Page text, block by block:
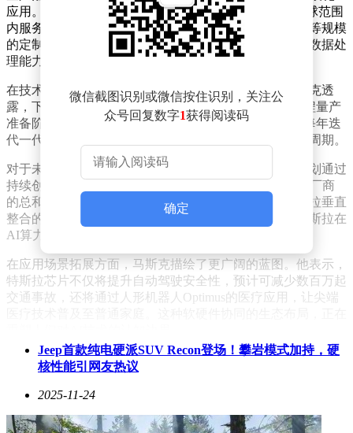
应用。目前搭载在车辆端的AI4芯片（原HW4）正在全球范围
内服务数百万辆特斯拉汽车，同时数据中心也部署了同等规模
的定制化芯片。这些专用芯片为自动驾驶系统提供实时数据处
理能力，支撑起特斯拉在现实场景中的AI应用优势。
在技术迭代方面，特斯拉展现出惊人的研发速度。马斯克透
露，下一代AI5芯片已完成流片前的最终验证，进入工程量产
准备阶段；更先进的AI6芯片研发项目也已启动。这种每年迭
代一代的研发节奏，远超传统芯片行业平均三年的更新周期。
对于未来规划，马斯克提出极具野心的目标：特斯拉计划通过
持续创新，使芯片年产量最终超过全球其他所有AI芯片厂商
的总和。他特别强调这一预测并非夸张，而是基于特斯拉垂直
整合的研发生产体系得出的结论。这种战略定位将使特斯拉在
AI算力领域占据绝对主导地位。
在应用场景拓展方面，马斯克描绘了更广阔的蓝图。他表示，
特斯拉芯片不仅将提升自动驾驶安全性，预计可减少数百万起
交通事故，还将通过人形机器人Optimus的医疗应用，让尖端
为支撑这一战略目标，特斯拉同步启动全球人才招募计划。马
斯克公开邀请芯片领域顶尖人才加入，要求应聘者需具备突破
性技术创新能力，并列举三项能证明自身实力的核心成果。这
中的强势姿态。
微信截图识别或微信按住识别，关注公
众号回复数字1获得阅读码
确定
Jeep首款纯电硬派SUV Recon登场！攀岩模式加持，硬
核性能引网友热议
2025-11-24